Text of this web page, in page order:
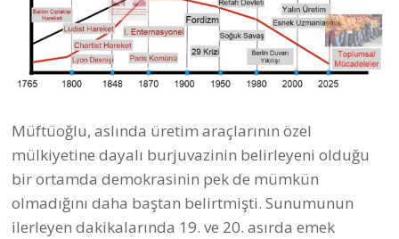
Müftüoğlu, aslında üretim araçlarının özel
mülkiyetine dayalı burjuvazinin belirleyeni olduğu
bir ortamda demokrasinin pek de mümkün
olmadığını daha baştan belirtmişti. Sunumunun
ilerleyen dakikalarında 19. ve 20. asırda emek